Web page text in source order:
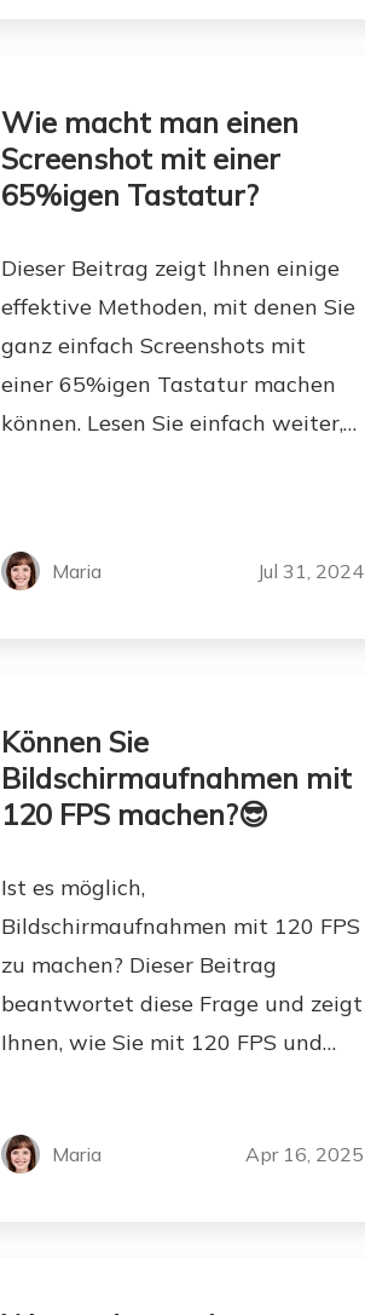
Wie macht man einen
Screenshot mit einer
65%igen Tastatur?
Dieser Beitrag zeigt Ihnen einige
effektive Methoden, mit denen Sie
ganz einfach Screenshots mit
einer 65%igen Tastatur machen
können. Lesen Sie einfach weiter,
Maria Jul 31, 2024
Können Sie
Bildschirmaufnahmen mit
120 FPS machen?😎
Ist es möglich,
Bildschirmaufnahmen mit 120 FPS
zu machen? Dieser Beitrag
beantwortet diese Frage und zeigt
Ihnen, wie Sie mit 120 FPS und
Maria Apr 16, 2025